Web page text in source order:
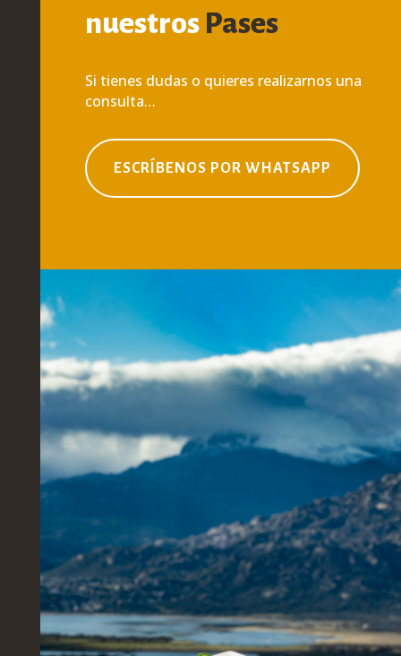
nuestros Pases
Si tienes dudas o quieres realizarnos una
consulta…
ESCRÍBENOS POR WHATSAPP